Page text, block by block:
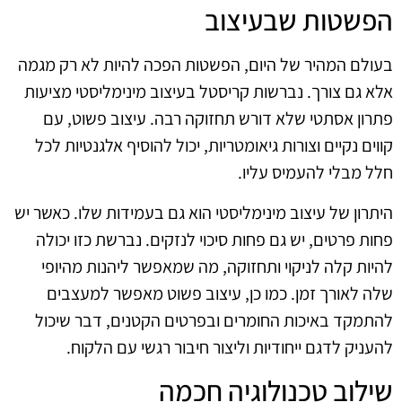
הפשטות שבעיצוב
בעולם המהיר של היום, הפשטות הפכה להיות לא רק מגמה
אלא גם צורך. נברשות קריסטל בעיצוב מינימליסטי מציעות
פתרון אסתטי שלא דורש תחזוקה רבה. עיצוב פשוט, עם
קווים נקיים וצורות גיאומטריות, יכול להוסיף אלגנטיות לכל
חלל מבלי להעמיס עליו.
היתרון של עיצוב מינימליסטי הוא גם בעמידות שלו. כאשר יש
פחות פרטים, יש גם פחות סיכוי לנזקים. נברשת כזו יכולה
להיות קלה לניקוי ותחזוקה, מה שמאפשר ליהנות מהיופי
שלה לאורך זמן. כמו כן, עיצוב פשוט מאפשר למעצבים
להתמקד באיכות החומרים ובפרטים הקטנים, דבר שיכול
להעניק לדגם ייחודיות וליצור חיבור רגשי עם הלקוח.
שילוב טכנולוגיה חכמה